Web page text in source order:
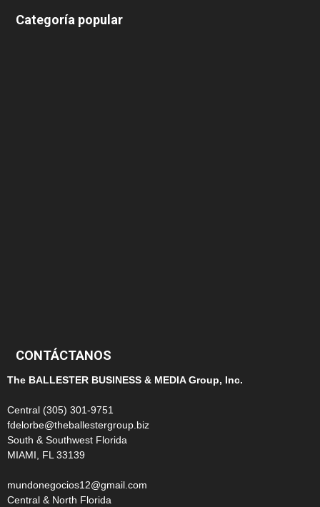
Categoría popular
CONTÁCTANOS
The BALLESTER BUSINESS & MEDIA Group, Inc.
Central (305) 301-9751
fdelorbe@theballestergroup.biz
South & Southwest Florida
MIAMI, FL 33139
mundonegocios12@gmail.com
Central & North Florida